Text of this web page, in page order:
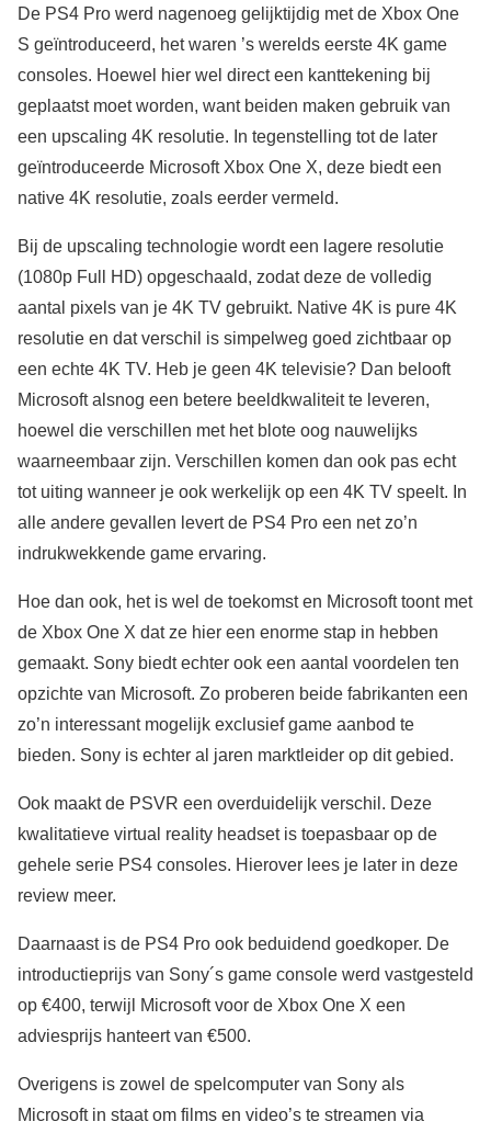
De PS4 Pro werd nagenoeg gelijktijdig met de Xbox One
S geïntroduceerd, het waren ’s werelds eerste 4K game
consoles. Hoewel hier wel direct een kanttekening bij
geplaatst moet worden, want beiden maken gebruik van
een upscaling 4K resolutie. In tegenstelling tot de later
geïntroduceerde Microsoft Xbox One X, deze biedt een
native 4K resolutie, zoals eerder vermeld.
Bij de upscaling technologie wordt een lagere resolutie
(1080p Full HD) opgeschaald, zodat deze de volledig
aantal pixels van je 4K TV gebruikt. Native 4K is pure 4K
resolutie en dat verschil is simpelweg goed zichtbaar op
een echte 4K TV. Heb je geen 4K televisie? Dan belooft
Microsoft alsnog een betere beeldkwaliteit te leveren,
hoewel die verschillen met het blote oog nauwelijks
waarneembaar zijn. Verschillen komen dan ook pas echt
tot uiting wanneer je ook werkelijk op een 4K TV speelt. In
alle andere gevallen levert de PS4 Pro een net zo’n
indrukwekkende game ervaring.
Hoe dan ook, het is wel de toekomst en Microsoft toont met
de Xbox One X dat ze hier een enorme stap in hebben
gemaakt. Sony biedt echter ook een aantal voordelen ten
opzichte van Microsoft. Zo proberen beide fabrikanten een
zo’n interessant mogelijk exclusief game aanbod te
bieden. Sony is echter al jaren marktleider op dit gebied.
Ook maakt de PSVR een overduidelijk verschil. Deze
kwalitatieve virtual reality headset is toepasbaar op de
gehele serie PS4 consoles. Hierover lees je later in deze
review meer.
Daarnaast is de PS4 Pro ook beduidend goedkoper. De
introductieprijs van Sony´s game console werd vastgesteld
op €400, terwijl Microsoft voor de Xbox One X een
adviesprijs hanteert van €500.
Overigens is zowel de spelcomputer van Sony als
Microsoft in staat om films en video’s te streamen via